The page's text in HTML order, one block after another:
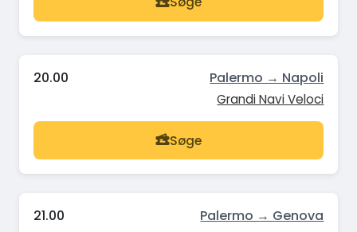
20.00 Palermo → Napoli
Grandi Navi Veloci
Søge
21.00 Palermo → Genova